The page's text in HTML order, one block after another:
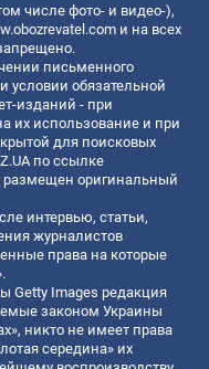
числе фото- и видео-),
и на всех
письменного
условии обязательной
изданий - при
их использование и при
для поисковых
по ссылке
размещен оригинальный
интервью, статьи,
журналистов
права на которые
Getty Images редакция
законом Украины
никто не имеет права
середина» их